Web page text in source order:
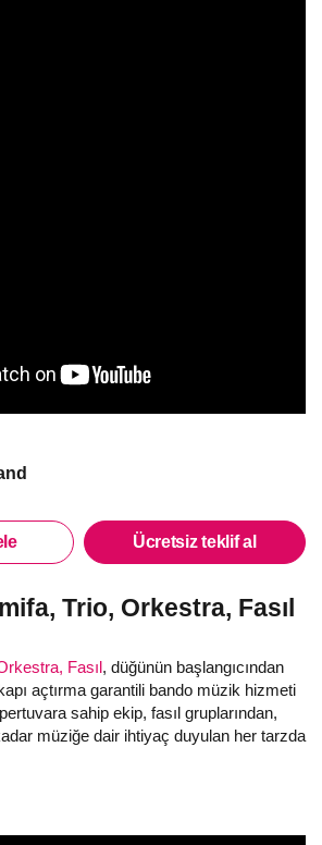
Ücretsiz teklif al
Trio, Orkestra, Fasıl
Fasıl, düğünün başlangıcından
açtırma garantili bando müzik hizmeti
sahip ekip, fasıl gruplarından,
müziğe dair ihtiyaç duyulan her tarzda